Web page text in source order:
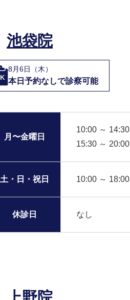
池袋院
8月6日（木）
本日予約なしで診察可能
月〜金曜日
10:00 ～ 14:30
15:30 ～ 20:00
土・日・祝日 10:00 ～ 18:00
休診日 なし